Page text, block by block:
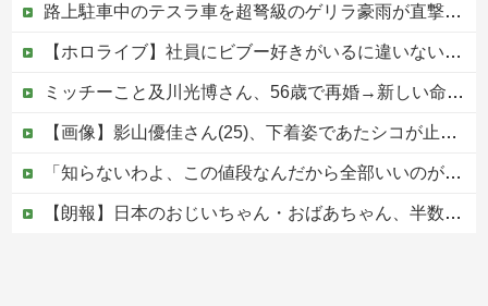
路上駐車中のテスラ車を超弩級のゲリラ豪雨が直撃、水が溢れてどんどん浸かっていくのを……
【ホロライブ】社員にビブー好きがいるに違いない（確信
ミッチーこと及川光博さん、56歳で再婚→新しい命まで授かるｗｗｗｗｗ
【画像】影山優佳さん(25)、下着姿であたシコが止まらない
「知らないわよ、この値段なんだから全部いいのが欲しいの」イチゴ売り場で言い返された話
【朗報】日本のおじいちゃん・おばあちゃん、半数以上がSNSを使いこなしていたｗｗｗｗｗ